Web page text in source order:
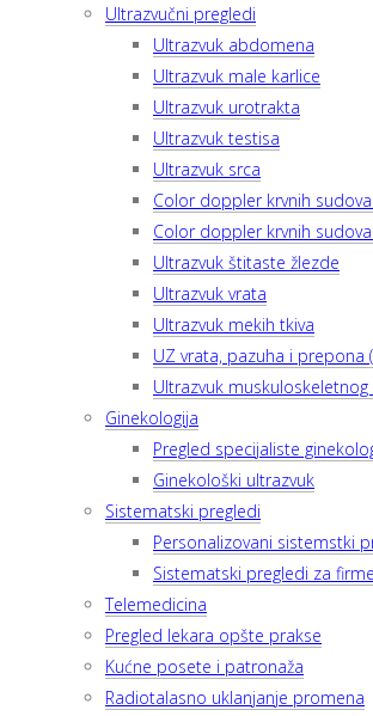
Ultrazvučni pregledi
Ultrazvuk abdomena
Ultrazvuk male karlice
Ultrazvuk urotrakta
Ultrazvuk testisa
Ultrazvuk srca
Color doppler krvnih
Color doppler krvnih
Ultrazvuk štitaste žlezde
Ultrazvuk vrata
Ultrazvuk mekih tkiva
UZ vrata, pazuha i prepona
Ultrazvuk
Ginekologija
Pregled specijaliste
Ginekološki ultrazvuk
Sistematski pregledi
Personalizovani sistemstki
Sistematski pregledi za firme
Telemedicina
Pregled lekara opšte prakse
Kućne posete i patronaža
Radiotalasno uklanjanje promena